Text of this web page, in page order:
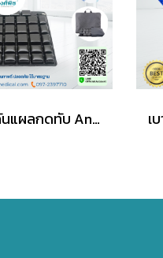
เบาะลม ป้องกันแผลกดทับ Anti Bedsore Seat Cushion Wheelchair Cushion